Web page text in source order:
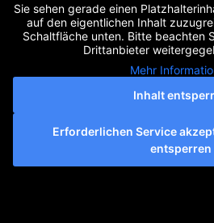
Sie sehen gerade einen
auf den eigentlichen Inhalt
Schaltfläche unten. Bitte beachten
Drittanbieter
Mehr
Inhalt
Erforderlichen Service
entsperren